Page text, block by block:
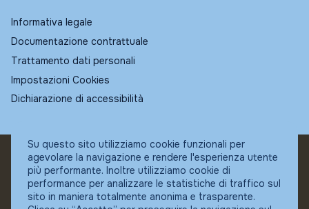
Informativa legale
Documentazione contrattuale
Trattamento dati personali
Impostazioni Cookies
Dichiarazione di accessibilità
© Fundstore
Collocatore autorizzato:
Banca Ifigest SpA
P.Iva: 04337180485
Su questo sito utilizziamo cookie funzionali per
agevolare la navigazione e rendere l'esperienza utente
più performante. Inoltre utilizziamo cookie di
performance per analizzare le statistiche di traffico sul
sito in maniera totalmente anonima e trasparente.